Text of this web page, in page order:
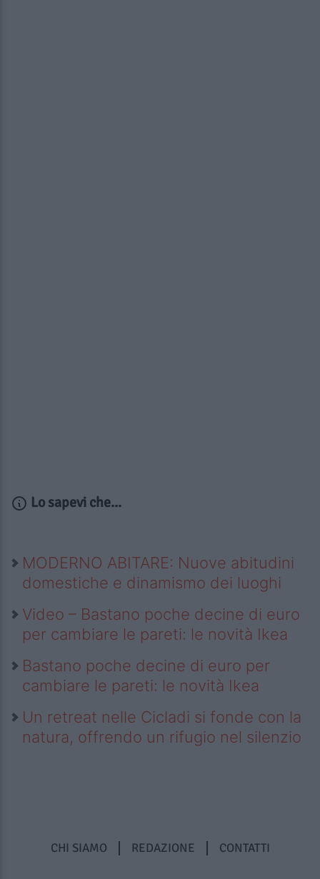
Lo sapevi che...
MODERNO ABITARE: Nuove abitudini
domestiche e dinamismo dei luoghi
Video – Bastano poche decine di euro
per cambiare le pareti: le novità Ikea
Bastano poche decine di euro per
cambiare le pareti: le novità Ikea
Un retreat nelle Cicladi si fonde con la
natura, offrendo un rifugio nel silenzio
CHI SIAMO REDAZIONE CONTATTI